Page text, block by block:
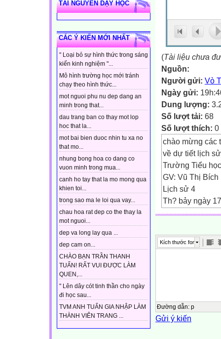
TÀI NGUYÊN DẠY HỌC
CÁC Ý KIẾN MỚI NHẤT
" Loại bỏ sự hình thức trong sáng
kiến kinh nghiệm "...
Mô hình trường học mới tránh
chạy theo hình thức...
mot nguoi phu nu dep dang an
minh trong that...
dau trang ban co thay mot lop
hoc that la...
mot bai bien duoc nhin tu xa no
that mo...
nhung bong hoa co dang co
vuon minh trong mua...
canh ho tay that la mo mong qua
khien toi...
trong sao ma le loi qua vay...
chau hoa rat dep co the thay la
mot nguoi...
dep va long lay qua ...
dep cam on...
CHÀO BẠN TRẦN THANH
TUẤN! RẤT VUI ĐƯỢC LÀM
QUEN,...
" Lên dây cót tinh thần cho ngày
đi học sau...
TVM ANH TUẤN GIA NHẬP LÀM
THÀNH VIÊN TRANG ...
(Tài liệu chưa
Nguồn:
Người gửi: Vò
Ngày gửi:
Dung lượng:
Số lượt tải: 68
Số lượt thích: 0
chào mừng các
về dự tiết lịch
Trường Tiểu
GV: Vũ Thị Bích
Lịch sử 4
Th? bảy ngày
LỊCH SỬ
- Chiến thắng
nào đối với lịch
LỊCH SỬ
đinh bộ lĩnh
Kích thước font
Đường dẫn: p
Gửi ý kiến